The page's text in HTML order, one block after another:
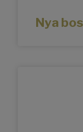
Nya